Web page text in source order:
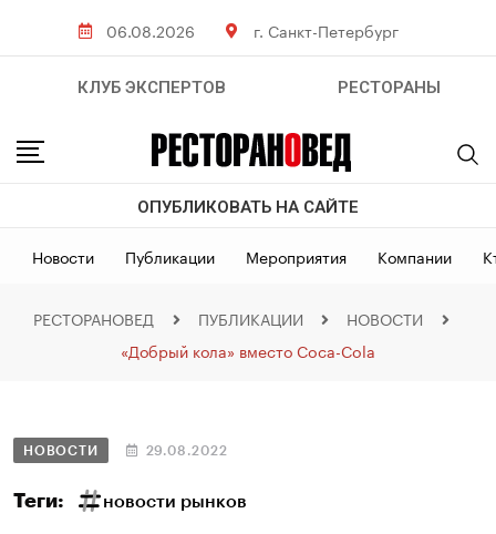
06.08.2026 г. Санкт-Петербург
КЛУБ ЭКСПЕРТОВ РЕСТОРАНЫ
ОПУБЛИКОВАТЬ НА САЙТЕ
Новости Публикации Мероприятия Компании
РЕСТОРАНОВЕД ПУБЛИКАЦИИ
НОВОСТИ
«Добрый кола» вместо Coca-Cola
НОВОСТИ 29.08.2022
Теги: новости рынков